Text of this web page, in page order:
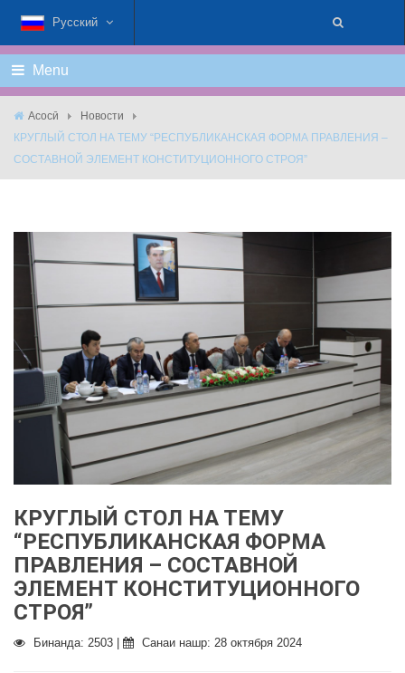
Русский
Menu
Асосӣ
Новости
КРУГЛЫЙ СТОЛ НА ТЕМУ “РЕСПУБЛИКАНСКАЯ ФОРМА ПРАВЛЕНИЯ –
СОСТАВНОЙ ЭЛЕМЕНТ КОНСТИТУЦИОННОГО СТРОЯ”
КРУГЛЫЙ СТОЛ НА ТЕМУ
“РЕСПУБЛИКАНСКАЯ ФОРМА
ПРАВЛЕНИЯ – СОСТАВНОЙ
ЭЛЕМЕНТ КОНСТИТУЦИОННОГО
СТРОЯ”
Бинанда: 2503 | Санаи нашр: 28 октября 2024